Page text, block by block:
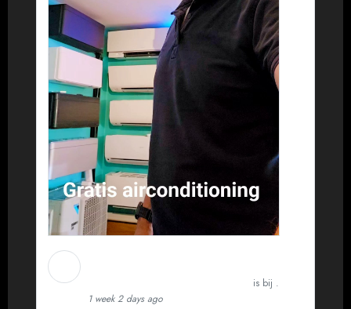
is bij .
1 week 2 days ago